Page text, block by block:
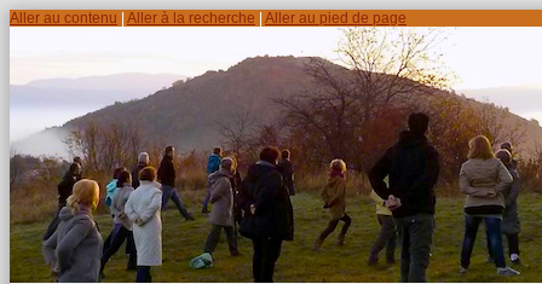
Aller au contenu Aller à la recherche Aller au pied de page